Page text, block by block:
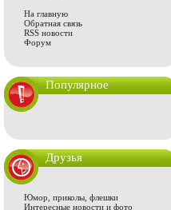
На главную
Обратная связь
RSS новости
Форум
Популярное
Друзья
Юмор, приколы, флешки
Интересные новости и фото